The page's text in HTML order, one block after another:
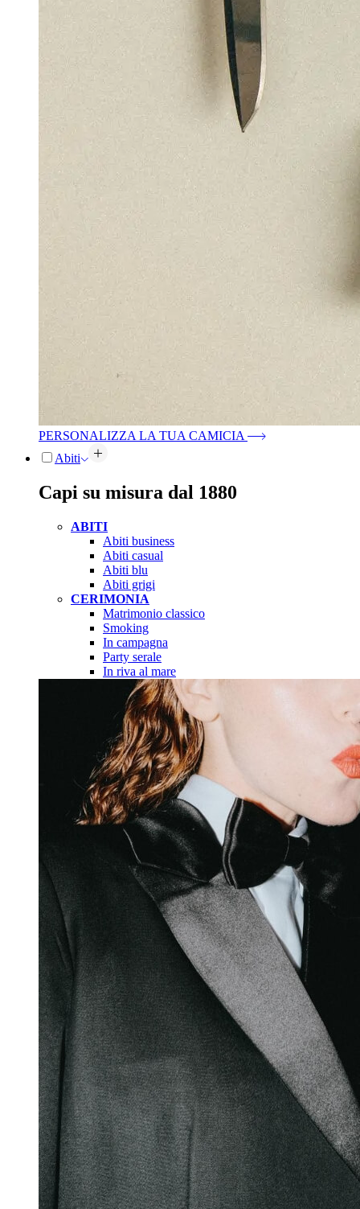
PERSONALIZZA LA TUA CAMICIA
Abiti
Capi su misura dal 1880
ABITI
Abiti business
Abiti casual
Abiti blu
Abiti grigi
CERIMONIA
Matrimonio classico
Smoking
In campagna
Party serale
In riva al mare